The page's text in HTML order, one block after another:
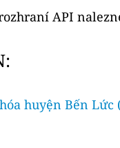
API
huyện Bến Lức